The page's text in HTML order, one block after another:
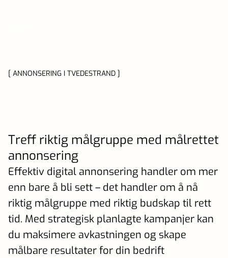
[ ANNONSERING I TVEDESTRAND ]
Treff riktig målgruppe med målrettet
annonsering
Effektiv digital annonsering handler om mer
enn bare å bli sett – det handler om å nå
riktig målgruppe med riktig budskap til rett
tid. Med strategisk planlagte kampanjer kan
du maksimere avkastningen og skape
målbare resultater for din bedrift